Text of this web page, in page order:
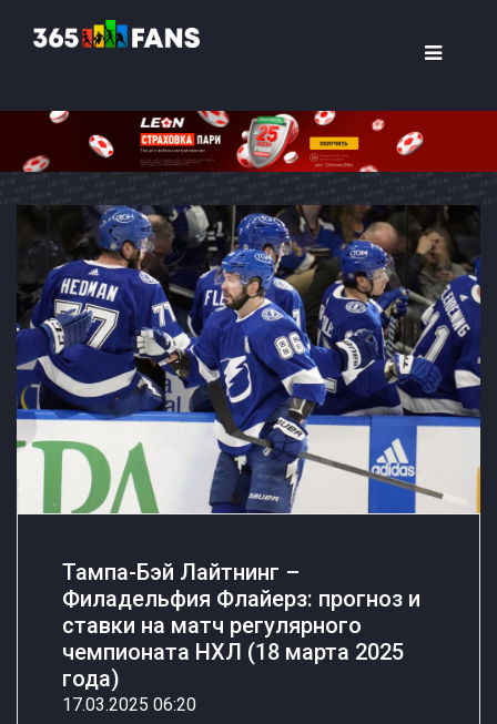
Тампа-Бэй Лайтнинг –
Филадельфия Флайерз: прогноз и
ставки на матч регулярного
чемпионата НХЛ (18 марта 2025
года)
17.03.2025 06:20